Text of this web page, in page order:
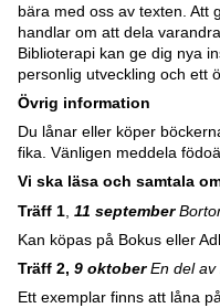
bära med oss av texten. Att
handlar om att dela
Biblioterapi kan ge dig nya
personlig utveckling och ett
Övrig information
Du lånar eller köper
fika. Vänligen meddela
Vi ska läsa och samtala
Träff 1 11 september
Kan köpas på Bokus eller
Träff 2, 9 oktoberEn del av
Ett exemplar finns att låna